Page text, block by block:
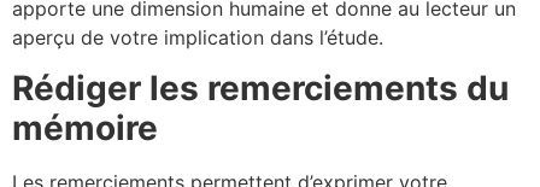
apporte une dimension humaine et donne au lecteur un
aperçu de votre implication dans l’étude.
Rédiger les remerciements du
mémoire
Les remerciements permettent d’exprimer votre